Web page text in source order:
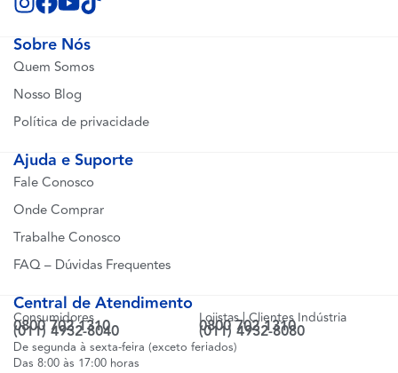
Sobre Nós
Quem Somos
Nosso Blog
Política de privacidade
Ajuda e Suporte
Fale Conosco
Onde Comprar
Trabalhe Conosco
FAQ – Dúvidas Frequentes
Central de Atendimento
Consumidores
0800 702 1310
(011) 4932-8040
Lojistas | Clientes Indústria
0800 702 1310
(011) 4932-8080
De segunda à sexta-feira (exceto feriados)
Das 8:00 às 17:00 horas